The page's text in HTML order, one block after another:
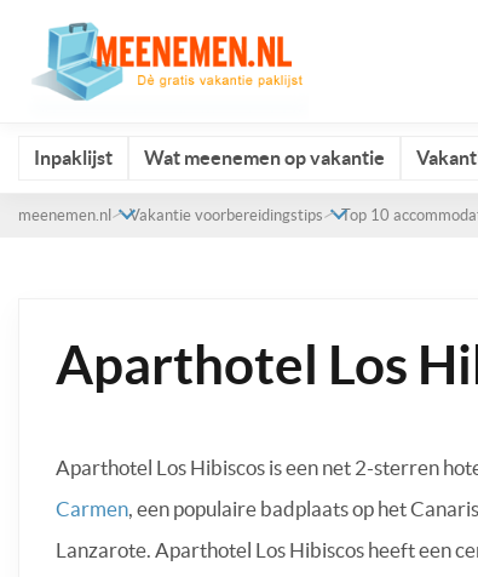
Inpaklijst Wat meenemen op vakantie
meenemen.nl Vakantie voorbereidingstips Top 10
Aparthotel Los
Aparthotel Los Hibiscos is een net 2-sterren
Carmen , een populaire badplaats op het
Lanzarote. Aparthotel Los Hibiscos heeft een